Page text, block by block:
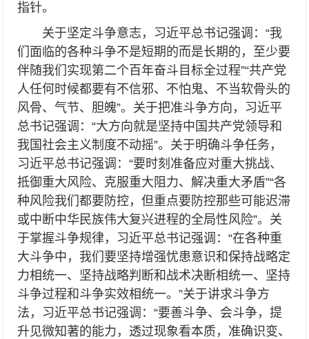
指针。
关于坚定斗争意志，习近平总书记强调：“我
们面临的各种斗争不是短期的而是长期的，至少要
伴随我们实现第二个百年奋斗目标全过程”“共产党
人任何时候都要有不信邪、不怕鬼、不当软骨头的
风骨、气节、胆魄”。关于把准斗争方向，习近平
总书记强调：“大方向就是坚持中国共产党领导和
我国社会主义制度不动摇”。关于明确斗争任务，
习近平总书记强调：“要时刻准备应对重大挑战、
抵御重大风险、克服重大阻力、解决重大矛盾”“各
种风险我们都要防控，但重点要防控那些可能迟滞
或中断中华民族伟大复兴进程的全局性风险”。关
于掌握斗争规律，习近平总书记强调：“在各种重
大斗争中，我们要坚持增强忧患意识和保持战略定
力相统一、坚持战略判断和战术决断相统一、坚持
斗争过程和斗争实效相统一。”关于讲求斗争方
法，习近平总书记强调：“要善斗争、会斗争，提
升见微知著的能力，透过现象看本质，准确识变、